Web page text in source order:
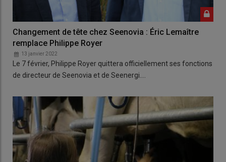
Changement de tête chez Seenovia : Éric Lemaître
remplace Philippe Royer
13 janvier 2022
Le 7 février, Philippe Royer quittera officiellement ses fonctions
de directeur de Seenovia et de Seenergi.…